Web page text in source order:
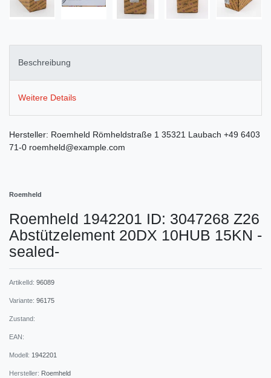
Beschreibung
Weitere Details
Hersteller: Roemheld Römheldstraße 1 35321 Laubach +49 6403
71-0 roemheld@example.com
Roemheld
Roemheld 1942201 ID: 3047268 Z26
Abstützelement 20DX 10HUB 15KN -
sealed-
ArtikelId: 96089
Variante: 96175
Zustand:
EAN:
Modell: 1942201
Hersteller: Roemheld